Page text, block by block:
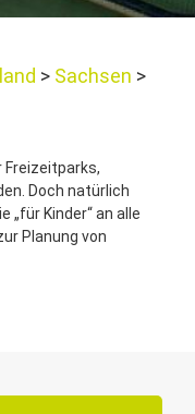
Sachsen
Freizeitparks,
Doch natürlich
„für Kinder“ an alle
Planung von